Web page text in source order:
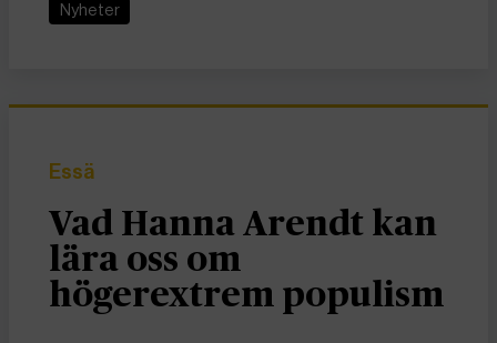
Nyheter
Essä
Vad Hanna Arendt kan
lära oss om
högerextrem populism